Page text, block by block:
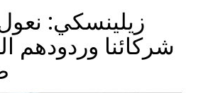
زيلينسكي:
شركائنا وردودهم